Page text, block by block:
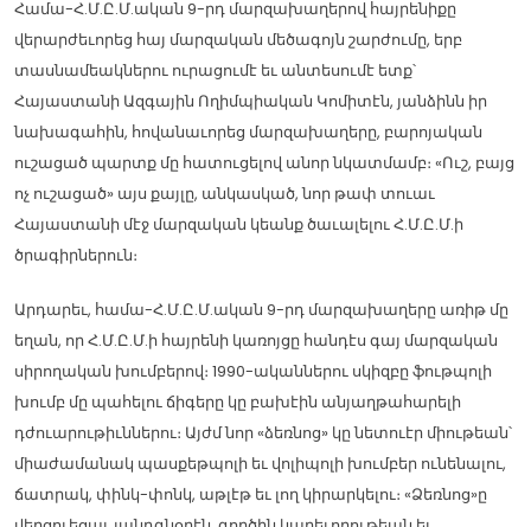
Համա-Հ.Մ.Ը.Մ.ական 9-րդ մարզախաղերով հայրենիքը
վերարժեւորեց հայ մարզական մեծագոյն շարժումը, երբ
տասնամեակներու ուրացումէ եւ անտեսումէ ետք՝
Հայաստանի Ազգային Ողիմպիական Կոմիտէն, յանձինն իր
նախագահին, հովանաւորեց մարզախաղերը, բարոյական
ուշացած պարտք մը հատուցելով անոր նկատմամբ։ «Ուշ, բայց
ոչ ուշացած» այս քայլը, անկասկած, նոր թափ տուաւ
Հայաստանի մէջ մարզական կեանք ծաւալելու Հ.Մ.Ը.Մ.ի
ծրագիրներուն։
Արդարեւ, համա-Հ.Մ.Ը.Մ.ական 9-րդ մարզախաղերը առիթ մը
եղան, որ Հ.Մ.Ը.Մ.ի հայրենի կառոյցը հանդէս գայ մարզական
սիրողական խումբերով։ 1990-ականներու սկիզբը ֆութպոլի
խումբ մը պահելու ճիգերը կը բախէին անյաղթահարելի
դժուարութիւններու։ Այժմ նոր «ձեռնոց» կը նետուէր միութեան՝
միաժամանակ պասքեթպոլի եւ վոլիպոլի խումբեր ունենալու,
ճատրակ, փինկ-փոնկ, աթլէթ եւ լող կիրարկելու։ «Ձեռնոց»ը